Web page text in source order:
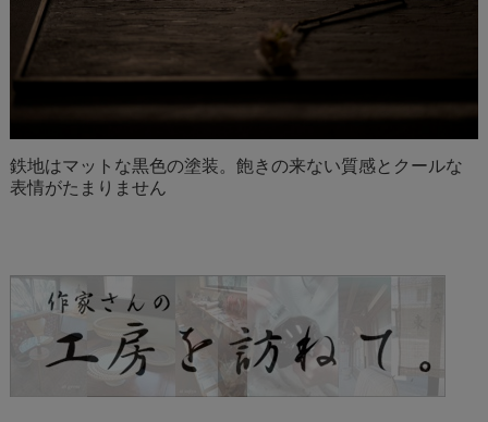
鉄地はマットな黒色の塗装。飽きの来ない質感とクールな
表情がたまりません